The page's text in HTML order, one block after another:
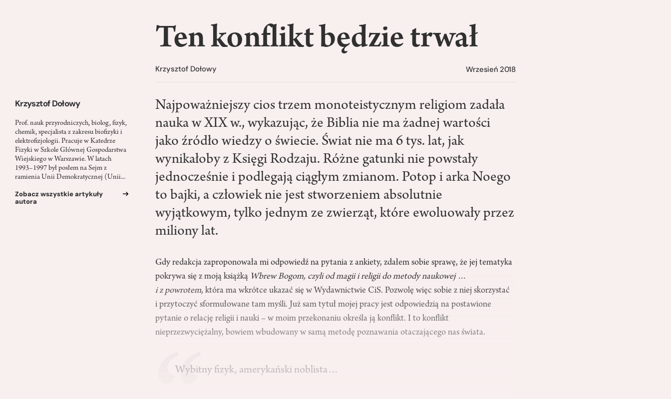
Krzysztof Dołowy
Prof. nauk przyrodniczych, biolog, fizyk,
chemik, specjalista z zakresu biofizyki i
elektrofizjologii. Pracuje w Katedrze
Fizyki w Szkole Głównej Gospodarstwa
Wiejskiego w Warszawie. W latach
1993–1997 był posłem na Sejm z
ramienia Unii Demokratycznej (Unii...
Zobacz wszystkie artykuły
autora
Ten konflikt będzie trwał
Krzysztof Dołowy Wrzesień 2018
Najpoważniejszy cios trzem monoteistycznym religiom zadała
nauka w XIX w., wykazując, że Biblia nie ma żadnej wartości
jako źródło wiedzy o świecie. Świat nie ma 6 tys. lat, jak
wynikałoby z Księgi Rodzaju. Różne gatunki nie powstały
jednocześnie i podlegają ciągłym zmianom. Potop i arka Noego
to bajki, a człowiek nie jest stworzeniem absolutnie
wyjątkowym, tylko jednym ze zwierząt, które ewoluowały przez
miliony lat.
Gdy redakcja zaproponowała mi odpowiedź na pytania z ankiety, zdałem sobie sprawę, że jej tematyka
pokrywa się z moją książką Wbrew Bogom, czyli od magii i religii do metody naukowej…
i z powrotem, która ma wkrótce ukazać się w Wydawnictwie CiS. Pozwolę więc sobie z niej skorzystać
i przytoczyć sformułowane tam myśli. Już sam tytuł mojej pracy jest odpowiedzią na postawione
pytanie o relację religii i nauki – w moim przekonaniu określa ją konflikt. I to konflikt
nieprzezwyciężalny, bowiem wbudowany w samą metodę poznawania otaczającego nas świata.
Wybitny fizyk, amerykański noblista…